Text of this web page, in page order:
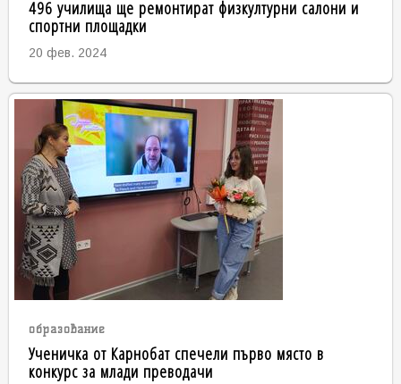
496 училища ще ремонтират физкултурни салони и
спортни площадки
20 фев. 2024
образование
Ученичка от Карнобат спечели първо място в
конкурс за млади преводачи